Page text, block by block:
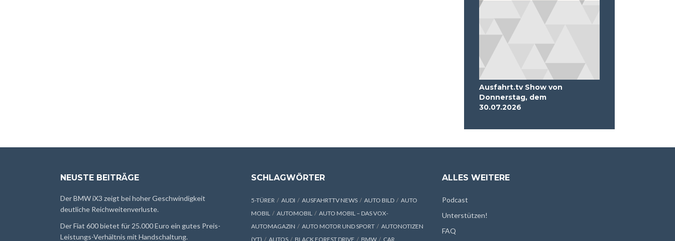
Ausfahrt.tv Show von
Donnerstag, dem
30.07.2026
NEUSTE BEITRÄGE
Der BMW iX3 zeigt bei hoher Geschwindigkeit
deutliche Reichweitenverluste.
Der Fiat 600 bietet für 25.000 Euro ein gutes Preis-
Leistungs-Verhältnis mit Handschaltung.
SCHLAGWÖRTER
5-TÜRER AUDI AUSFAHRTTV NEWS AUTO BILD
AUTO
MOBIL
AUTOMOBIL
AUTO MOBIL – DAS VOX-
AUTOMAGAZIN
AUTO MOTOR UND SPORT
AUTONOTIZEN
(YT)
AUTOS BLACK FOREST DRIVE BMW CAR
ALLES WEITERE
Podcast
Unterstützen!
FAQ